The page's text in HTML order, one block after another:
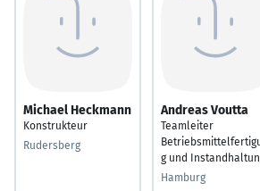
Michael Heckmann
Konstrukteur
Rudersberg
Andreas Voutta
Teamleiter
g und
Hamburg